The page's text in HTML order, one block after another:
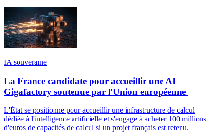
IA souveraine
La France candidate pour accueillir une AI
Gigafactory soutenue par l'Union européenne
L'État se positionne pour accueillir une infrastructure de calcul
dédiée à l'intelligence artificielle et s'engage à acheter 100 millions
d'euros de capacités de calcul si un projet français est retenu.